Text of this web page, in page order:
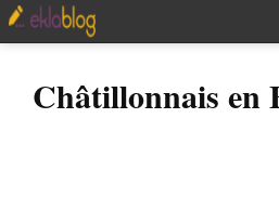
Châtillonnais en